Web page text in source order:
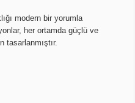
modern bir yorumla
her ortamda güçlü ve